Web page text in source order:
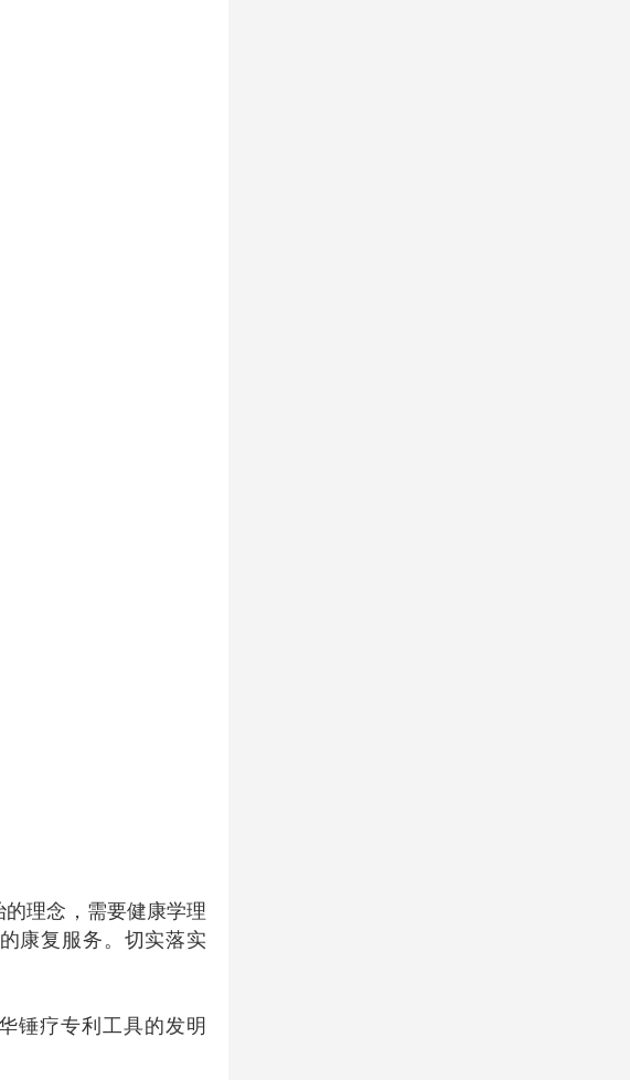
理念，需要健康学理
康复服务。切实落实
锤疗专利工具的发明